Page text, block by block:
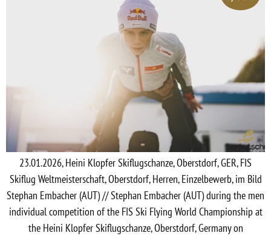
23.01.2026, Heini Klopfer Skiflugschanze, Oberstdorf, GER, FIS
Skiflug Weltmeisterschaft, Oberstdorf, Herren, Einzelbewerb, im Bild
Stephan Embacher (AUT) // Stephan Embacher (AUT) during the men
individual competition of the FIS Ski Flying World Championship at
the Heini Klopfer Skiflugschanze, Oberstdorf, Germany on